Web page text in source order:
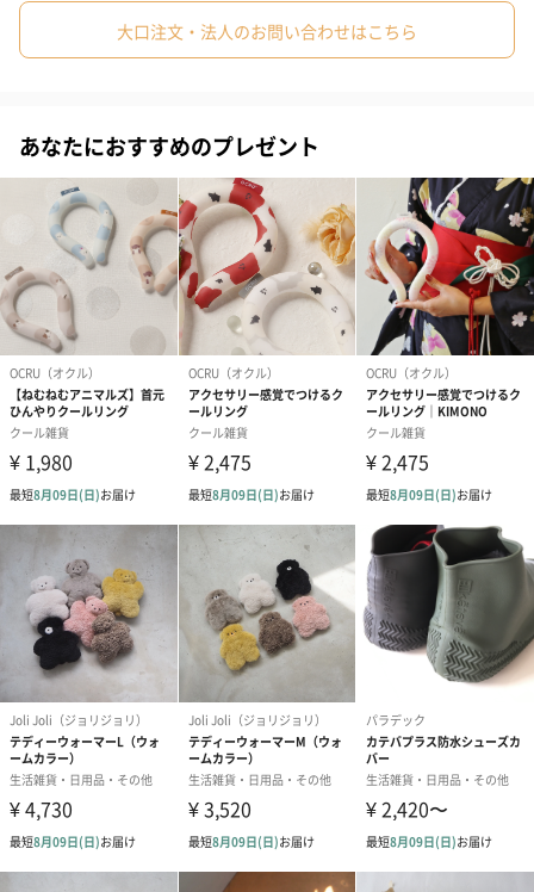
新素材、PCMが使用されています。
保冷剤などと違って結露しないため、首元が濡れず快適です。
※冷蔵庫などで冷やした状態から使用する場合は温度差により結
露することがあります。
選ぶのが楽しい11種類のデザイン
ギンガムグレー
ラティスブラック
ラティスグレー
ラティスブルー
ドットグレー
#母親 #彼氏 #女友達 #男友達
#上司女性 #上司男性 #同僚女性
#女子大学生 #20代後半 #40代
#50代 #60代 #70代 #80代 #90代
大口注文・法人のお問い合わせはこちら
あなたにおすすめのプレゼント